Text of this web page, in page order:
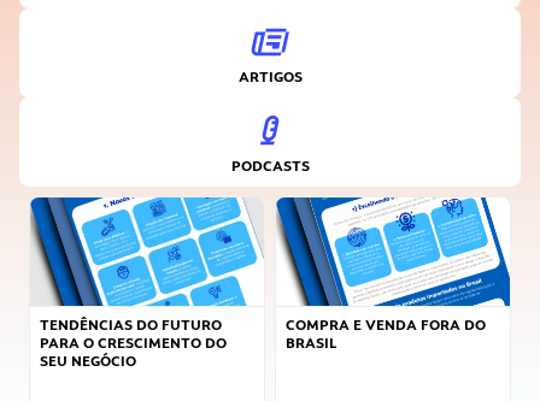
ARTIGOS
PODCASTS
TENDÊNCIAS DO FUTURO
PARA O CRESCIMENTO DO
SEU NEGÓCIO
COMPRA E VENDA FORA DO
BRASIL